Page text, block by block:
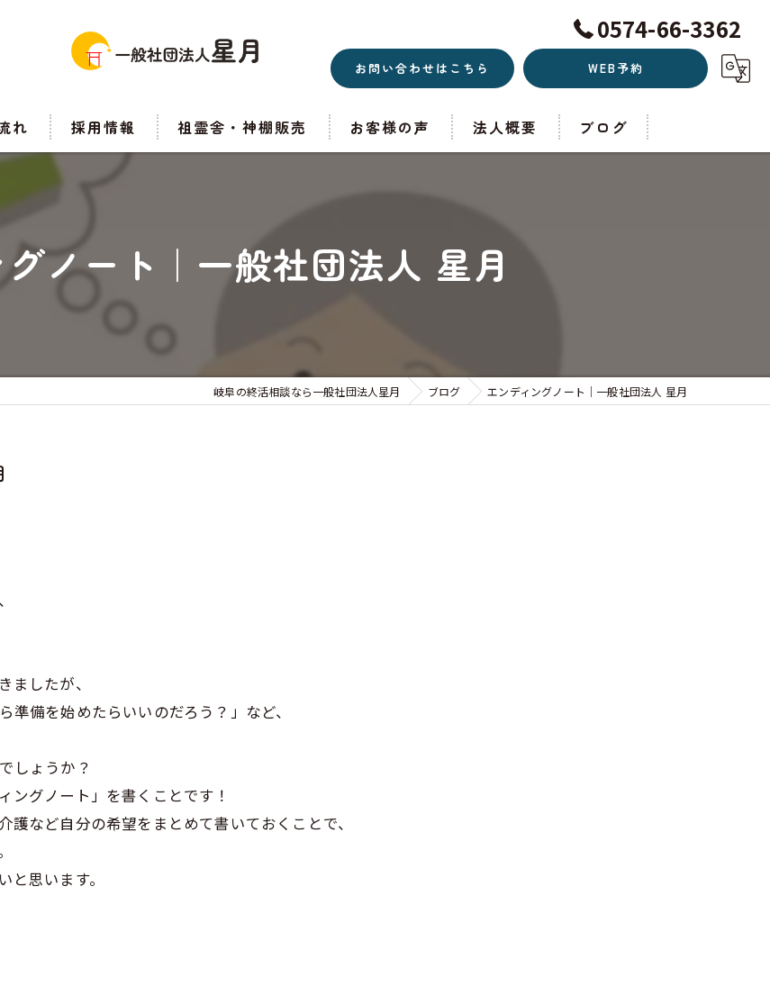
0574-66-3362
お問い合わせはこちら WEB予約
れ 採用情報 祖霊舎・神棚販売 お客様の声 法人概要 ブログ
ノート｜一般社団法人 星月
岐阜の終活相談なら一般社団法人星月 ブログ エンディングノート｜一般社団法人 星月
ましたが、
準備を始めたらいいのだろう？」など、
しょうか？
ングノート」を書くことです！
護など自分の希望をまとめて書いておくことで、
思います。